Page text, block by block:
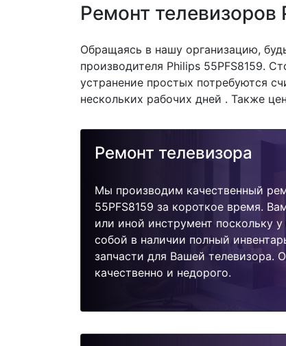
Ремонт
Обращаясь в нашу организацию,
производителя Philips 55PFS8159.
устранение простых потребуются
нескольких рабочих дней . Также
Ремонт телевизора
Мы производим качественный
55PFS8159 за короткое время.
или иной инструмент поскольку
собой в наличии полный
запчасти для Вашей телевизора.
качественно и недорого.